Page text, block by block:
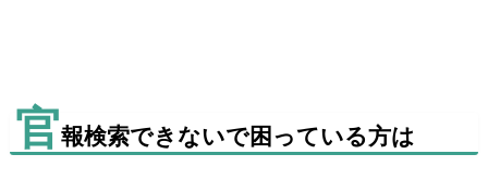
官報検索できないで困っている方は